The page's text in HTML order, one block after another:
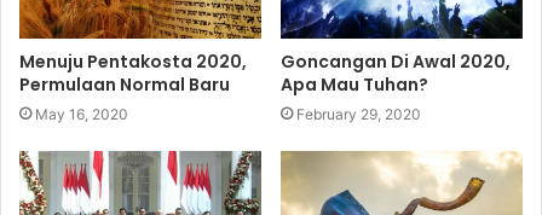
Menuju Pentakosta 2020,
Permulaan Normal Baru
May 16, 2020
Goncangan Di Awal 2020,
Apa Mau Tuhan?
February 29, 2020